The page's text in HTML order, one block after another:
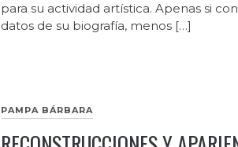
para su actividad artística. Apenas si
datos de su biografía, menos […]
PAMPA BÁRBARA